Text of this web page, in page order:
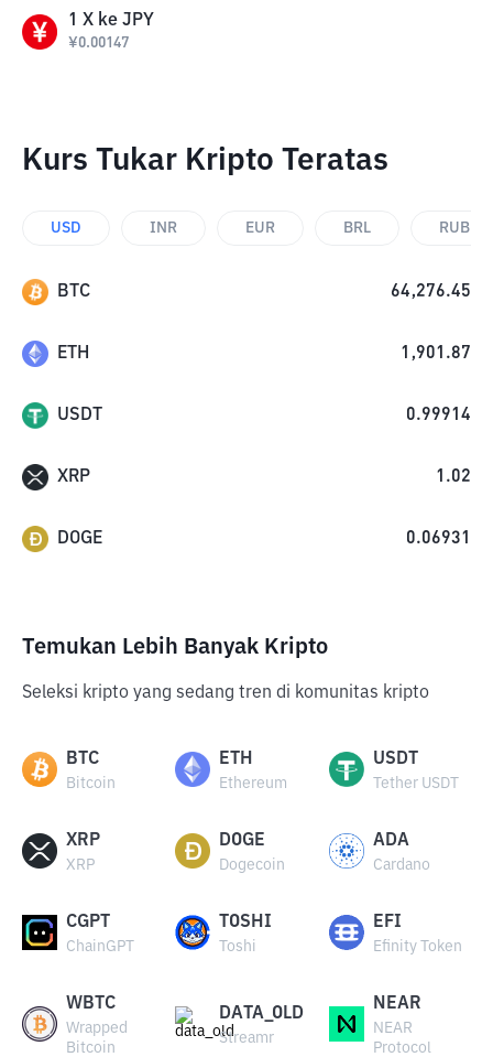
1 X ke JPY
¥0.00147
Kurs Tukar Kripto Teratas
USD INR EUR BRL RUB
BTC 64,276.45
ETH 1,901.87
USDT 0.99914
XRP 1.02
DOGE 0.06931
Temukan Lebih Banyak Kripto
Seleksi kripto yang sedang tren di komunitas kripto
BTC
Bitcoin
ETH
Ethereum
USDT
Tether USDT
XRP
XRP
DOGE
Dogecoin
ADA
Cardano
CGPT
ChainGPT
TOSHI
Toshi
EFI
Efinity Token
WBTC
Wrapped
Bitcoin
DATA_OLD
Streamr
NEAR
NEAR
Protocol